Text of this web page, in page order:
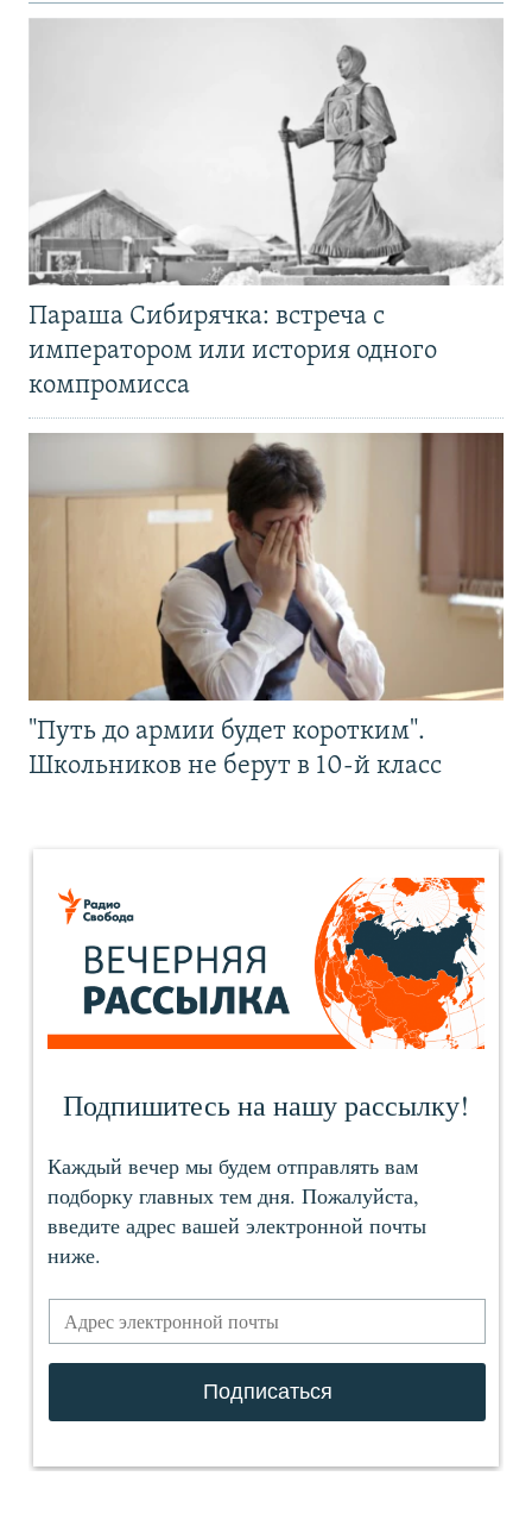
Параша Сибирячка: встреча с
императором или история одного
компромисса
"Путь до армии будет коротким".
Школьников не берут в 10-й класс